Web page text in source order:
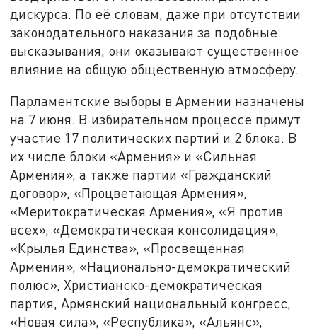
дискурса. По её словам, даже при отсутствии
законодательного наказания за подобные
высказывания, они оказывают существенное
влияние на общую общественную атмосферу.
Парламентские выборы в Армении назначены
на 7 июня. В избирательном процессе примут
участие 17 политических партий и 2 блока. В
их числе блоки «Армения» и «Сильная
Армения», а также партии «Гражданский
договор», «Процветающая Армения»,
«Меритократическая Армения», «Я против
всех», «Демократическая консолидация»,
«Крылья Единства», «Просвещенная
Армения», «Национально-демократический
полюс», Христианско-демократическая
партия, Армянский национальный конгресс,
«Новая сила», «Республика», «Альянс»,